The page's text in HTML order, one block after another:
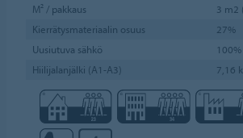
M² / pakkaus
3 m2
Kierrätysmateriaalin osuus
27%
Uusiutuva sähkö
100%
Hiilijalanjälki (A1-A3)
7,16